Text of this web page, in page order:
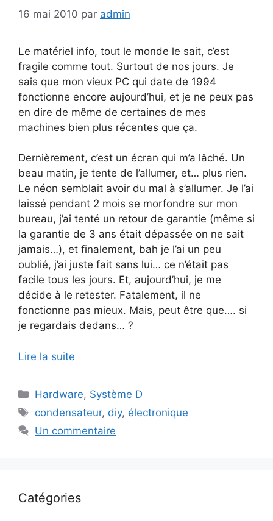
16 mai 2010 par admin
Le matériel info, tout le monde le sait, c’est
fragile comme tout. Surtout de nos jours. Je
sais que mon vieux PC qui date de 1994
fonctionne encore aujourd’hui, et je ne peux pas
en dire de même de certaines de mes
machines bien plus récentes que ça.
Dernièrement, c’est un écran qui m’a lâché. Un
beau matin, je tente de l’allumer, et… plus rien.
Le néon semblait avoir du mal à s’allumer. Je l’ai
laissé pendant 2 mois se morfondre sur mon
bureau, j’ai tenté un retour de garantie (même si
la garantie de 3 ans était dépassée on ne sait
jamais…), et finalement, bah je l’ai un peu
oublié, j’ai juste fait sans lui… ce n’était pas
facile tous les jours. Et, aujourd’hui, je me
décide à le retester. Fatalement, il ne
fonctionne pas mieux. Mais, peut être que…. si
je regardais dedans… ?
Lire la suite
Catégories
Hardware, Système D
Étiquettes
condensateur, diy, électronique
Un commentaire
Catégories